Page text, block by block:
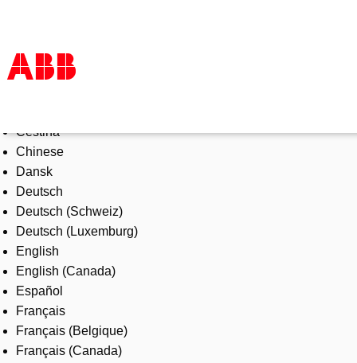
Products & Solutions
Industries
Services
About us
Where to buy
Contact us
Careers
Čeština
Chinese
Dansk
Deutsch
Deutsch (Schweiz)
Deutsch (Luxemburg)
English
English (Canada)
Español
Français
Français (Belgique)
Français (Canada)